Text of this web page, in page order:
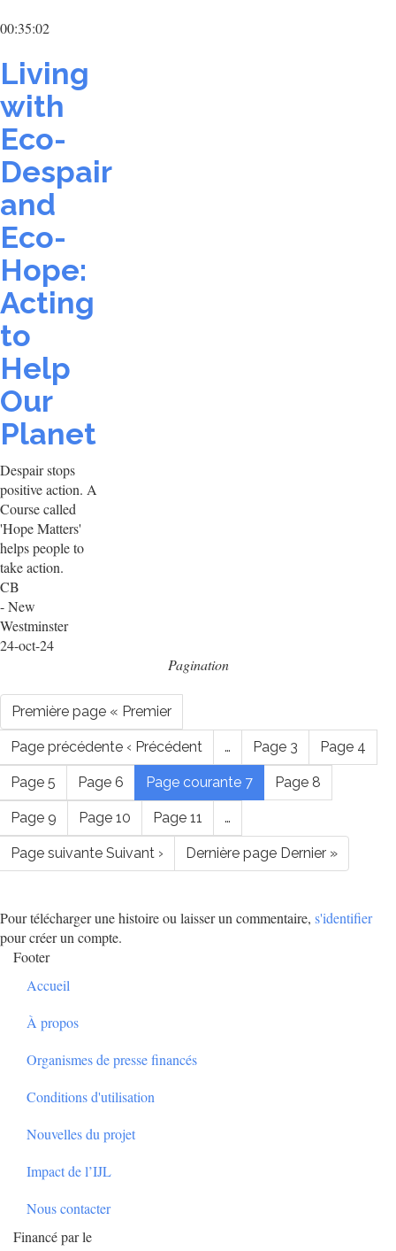
00:35:02
Living
with
Eco-
Despair
and
Eco-
Hope:
Acting
to
Help
Our
Planet
Despair stops
positive action. A
Course called
'Hope Matters'
helps people to
take action.
CB
- New
Westminster
24-oct-24
Pagination
Première page « Premier
Page précédente ‹ Précédent … Page 3 Page 4
Page 5 Page 6 Page courante 7 Page 8
Page 9 Page 10 Page 11 …
Page suivante Suivant › Dernière page Dernier »
Pour télécharger une histoire ou laisser un commentaire, s'identifier
pour créer un compte.
Footer
Accueil
À propos
Organismes de presse financés
Conditions d'utilisation
Nouvelles du projet
Impact de l’IJL
Nous contacter
Financé par le